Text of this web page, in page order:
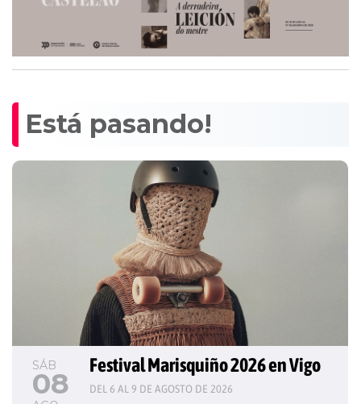
Está pasando!
SÁB
08
Festival Marisquiño 2026 en Vigo
DEL 6 AL 9 DE AGOSTO DE 2026